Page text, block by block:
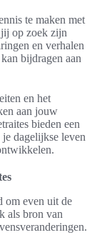
te maken met
jij op zoek zijn
en verhalen
bijdragen aan
en het
aan jouw
bieden een
dagelijkse leven
om even uit de
als bron van